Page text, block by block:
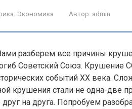
Экономика Автор: admin
разберем все причины
Советский Союз. Крушение
событий XX века.
крушения стали не одна-две
на друга. Попробуем